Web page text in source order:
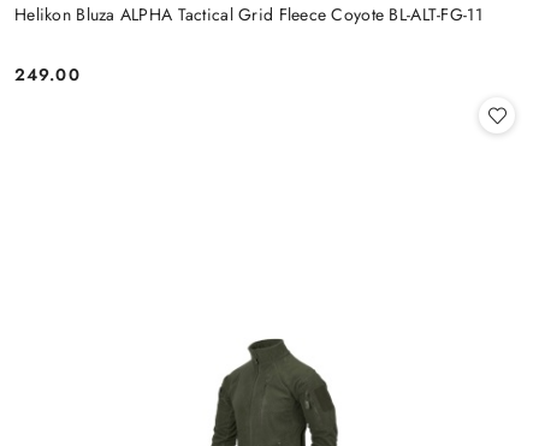
Helikon Bluza ALPHA Tactical Grid Fleece Coyote BL-ALT-FG-11
Cena:
249.00